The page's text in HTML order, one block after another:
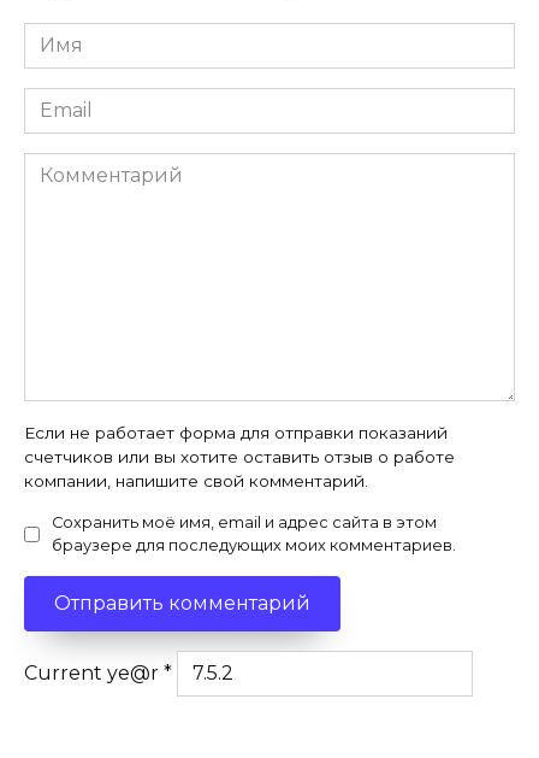
Имя
*
Email
*
Комментарий
Если не работает форма для отправки показаний
счетчиков или вы хотите оставить отзыв о работе
компании, напишите свой комментарий.
Сохранить моё имя, email и адрес сайта в этом
браузере для последующих моих комментариев.
Current ye@r *